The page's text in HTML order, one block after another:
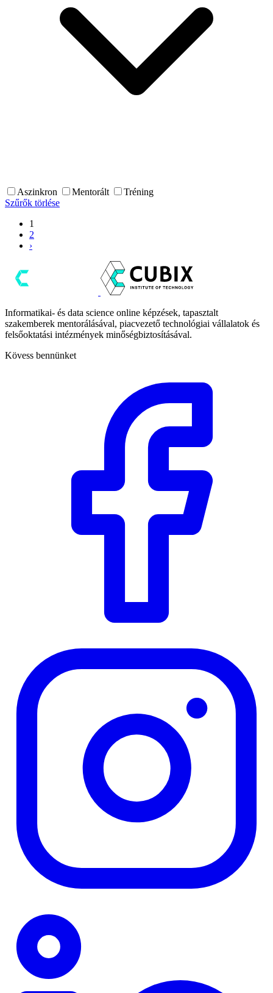
Aszinkron Mentorált
Tréning
Szűrők törlése
1
2
›
Informatikai- és data science online képzések, tapasztalt
szakemberek mentorálásával, piacvezető technológiai vállalatok és
felsőoktatási intézmények minőségbiztosításával.
Kövess bennünket